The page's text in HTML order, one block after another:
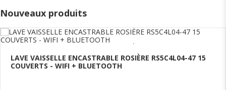
Nouveaux produits
Ajouter au panier
LAVE VAISSELLE ENCASTRABLE ROSIÈRE RS5C4L04-47 15
COUVERTS - WIFI + BLUETOOTH